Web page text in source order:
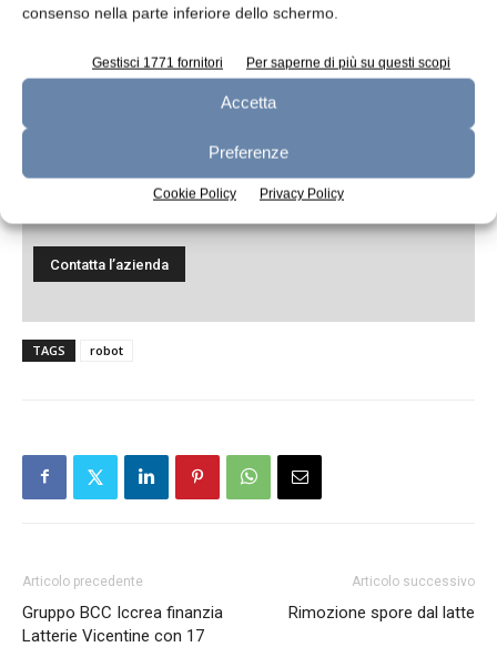
consenso nella parte inferiore dello schermo.
Gestisci 1771 fornitori Per saperne di più su questi scopi
Accetta
Preferenze
Cookie Policy Privacy Policy
Ho letto e accettol'informativa sulla
TAGS robot
Articolo precedente
Gruppo BCC Iccrea finanzia
Latterie Vicentine con 17
Articolo successivo
Rimozione spore dal latte